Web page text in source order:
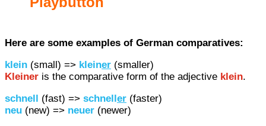
Here are some examples of German comparatives:
klein (small) => kleiner (smaller)
Kleiner is the comparative form of the adjective klein.
schnell
(fast) => schnell er (faster)
neu (new) => neuer (newer)